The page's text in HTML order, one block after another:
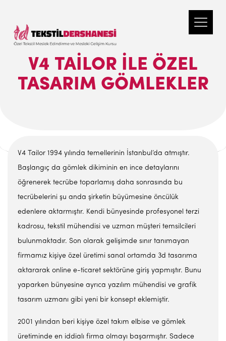
V4 TAILOR ILE ÖZEL
TASARIM GÖMLEKLER
V4 Tailor 1994 yılında temellerinin İstanbul’da atmıştır.
Başlangıç da gömlek dikiminin en ince detaylarını
öğrenerek tecrübe toparlamış daha sonrasında bu
tecrübelerini şu anda şirketin büyümesine öncülük
edenlere aktarmıştır. Kendi bünyesinde profesyonel terzi
kadrosu, tekstil mühendisi ve uzman müşteri temsilcileri
bulunmaktadır. Son olarak gelişimde sınır tanımayan
firmamız kişiye özel üretimi sanal ortamda 3d tasarıma
aktararak online e-ticaret sektörüne giriş yapmıştır. Bunu
yaparken bünyesine ayrıca yazılım mühendisi ve grafik
tasarım uzmanı gibi yeni bir konsept eklemiştir.
2001 yılından beri kişiye özel takım elbise ve gömlek
üretiminde en iddialı firma olmayı başarmıştır. Sadece